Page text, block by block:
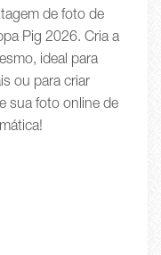
de foto de
Pig 2026. Cria a
ideal para
ou para criar
sua foto online de